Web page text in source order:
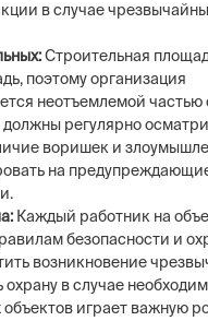
в случае
Строительная
поэтому организация
неотъемлемой частью
регулярно
воришек и
на
Каждый работник на
безопасности и
возникновение
в случае
играет важную